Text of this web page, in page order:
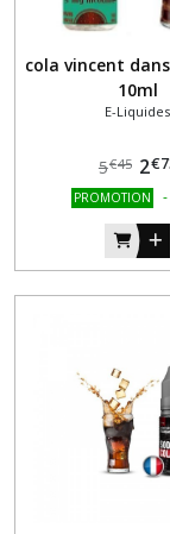
cola vincent
10ml
E-Liquides
5€45 2€
PROMOTION -